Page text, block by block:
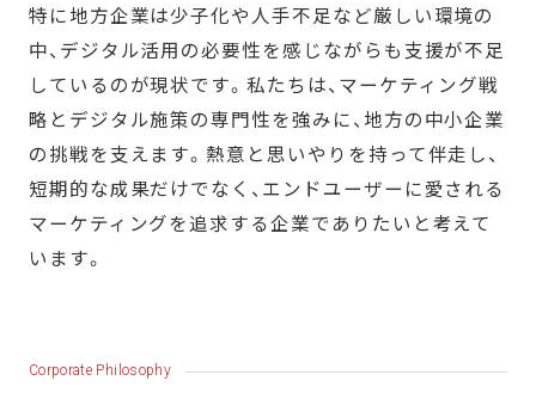
特に地方企業は少子化や人手不足など厳しい環境の
中、デジタル活用の必要性を感じながらも支援が不足
しているのが現状です。私たちは、マーケティング戦
略とデジタル施策の専門性を強みに、地方の中小企業
の挑戦を支えます。熱意と思いやりを持って伴走し、
短期的な成果だけでなく、エンドユーザーに愛される
マーケティングを追求する企業でありたいと考えて
います。
Corporate Philosophy